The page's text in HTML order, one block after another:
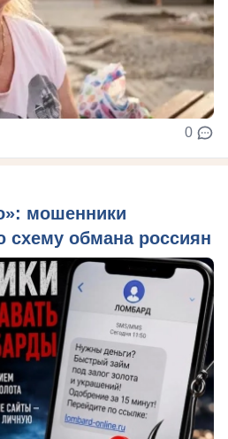
0
мошенники
схему обмана россиян